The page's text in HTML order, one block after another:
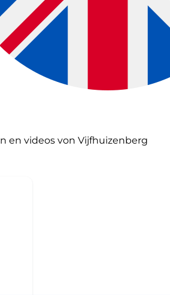
en videos von Vijfhuizenberg